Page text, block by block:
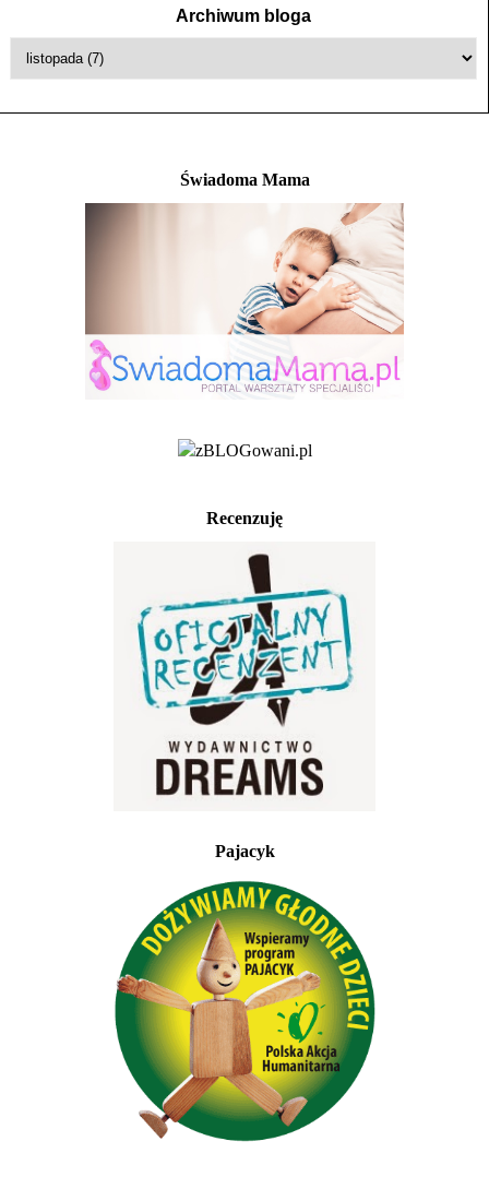
Archiwum bloga
Świadoma Mama
Recenzuję
Pajacyk